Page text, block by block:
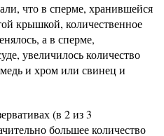
что в сперме, хранившейся
крышкой, количественное
а в сперме,
увеличилось количество
и хром или свинец и
(в 2 из 3
большее количество